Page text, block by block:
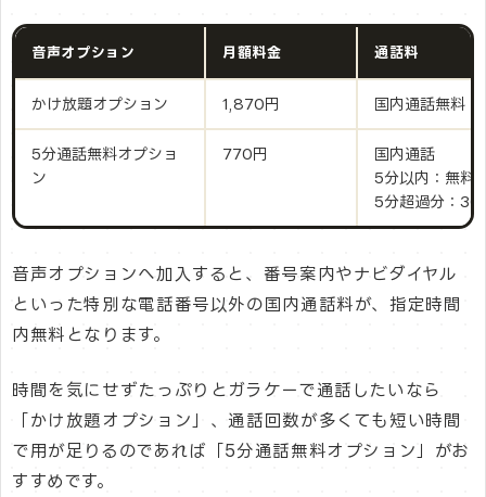
音声オプション 月額料金 通話料
かけ放題オプション 1,870円 国内通話無料
5分通話無料オプショ
ン
770円
国内通話
5分以内：無料
5分超過分：30
音声オプションへ加入すると、番号案内やナビダイヤル
といった特別な電話番号以外の国内通話料が、指定時間
内無料となります。
時間を気にせずたっぷりとガラケーで通話したいなら
「かけ放題オプション」、通話回数が多くても短い時間
で用が足りるのであれば「5分通話無料オプション」がお
すすめです。